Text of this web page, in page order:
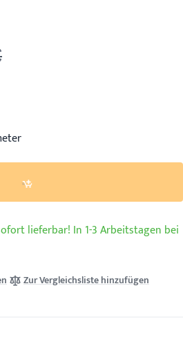
lieferbar! In 1-3 Arbeitstagen bei
Zur Vergleichsliste hinzufügen